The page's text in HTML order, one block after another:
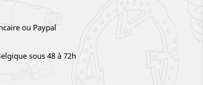
ou Paypal
sous 48 à 72h